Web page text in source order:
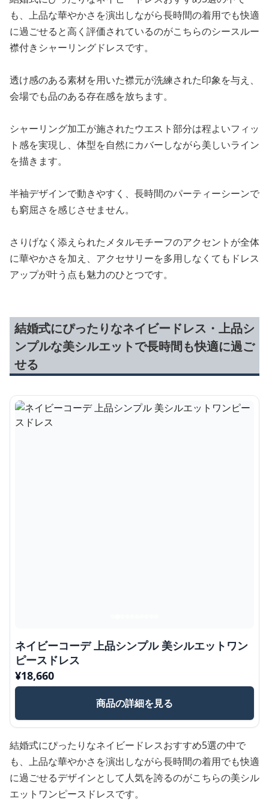
も、上品な華やかさを演出しながら長時間の着用でも快適
に過ごせると高く評価されているのがこちらのシースルー
襟付きシャーリングドレスです。
透け感のある素材を用いた襟元が洗練された印象を与え、
会場でも品のある存在感を放ちます。
シャーリング加工が施されたウエスト部分は程よいフィッ
ト感を実現し、体型を自然にカバーしながら美しいライン
を描きます。
半袖デザインで動きやすく、長時間のパーティーシーンで
も窮屈さを感じさせません。
さりげなく添えられたメタルモチーフのアクセントが全体
に華やかさを加え、アクセサリーを多用しなくてもドレス
アップが叶う点も魅力のひとつです。
結婚式にぴったりなネイビードレス・上品シ
ンプルな美シルエットで長時間も快適に過ご
せる
ネイビーコーデ 上品シンプル 美シルエットワン
ピースドレス
¥18,660
商品の詳細を見る
結婚式にぴったりなネイビードレスおすすめ5選の中で
も、上品な華やかさを演出しながら長時間の着用でも快適
に過ごせるデザインとして人気を誇るのがこちらの美シル
エットワンピースドレスです。